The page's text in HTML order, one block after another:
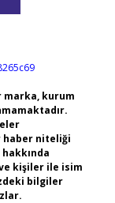
kurum
haber niteliği
kişiler ile isim
bilgiler